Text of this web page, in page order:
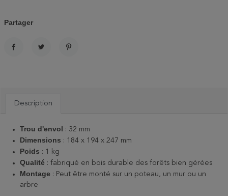
Partager
Description
Trou d'envol : 32 mm
Dimensions : 184 x 194 x 247 mm
Poids : 1 kg
Qualité : fabriqué en bois durable des forêts bien gérées
Montage : Peut être monté sur un poteau, un mur ou un
arbre